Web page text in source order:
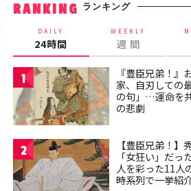
RANKING ランキング
DAILY
24時間
WEEKLY
週 間
1
『豊臣兄弟！』
家、自刃しての
の句」…運命を
の悲劇
2
【豊臣兄弟！】
「女狂い」だっ
人を彩った11人
時系列で一挙紹